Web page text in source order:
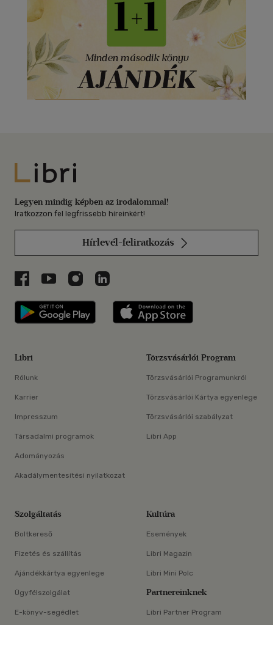
×
Libri
Legyen mindig képben az irodalommal!
Iratkozzon fel legfrissebb híreinkért!
Hírlevél-feliratkozás
Libri a Facebookon
Libri a Youtube-on
Libri az Instagramon
Libri a LinkedInen
Libri applikáció Szerezd meg: Google
Libri
Rólunk
Karrier
Impresszum
Társadalmi programok
Adományozás
Akadálymentesítési nyilatkozat
Törzsvásárlói Program
Törzsvásárlói Programunkról
Törzsvásárlói Kártya egyenlege
Törzsvásárlói szabályzat
Libri App
Szolgáltatás
Boltkereső
Fizetés és szállítás
Ajándékkártya egyenlege
Ügyfélszolgálat
E-könyv-segédlet
Kultúra
Események
Libri Magazin
Libri Mini Polc
Partnereinknek
Libri Partner Program